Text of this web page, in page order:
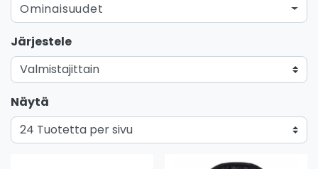
Ominaisuudet
Järjestele
Näytä